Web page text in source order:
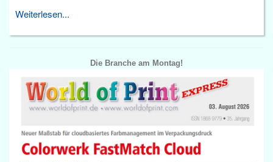
Weiterlesen...
Die Branche am Montag!